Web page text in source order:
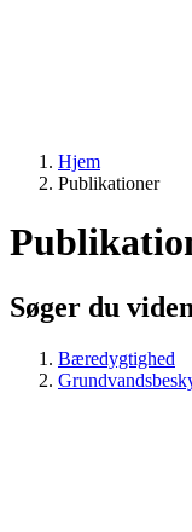
Hjem
Publikationer
Søger du
Bæredygtighed